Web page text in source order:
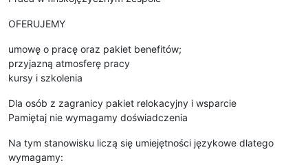
OFERUJEMY
umowę o pracę oraz pakiet benefitów;
przyjazną atmosferę pracy
kursy i szkolenia
Dla osób z zagranicy pakiet relokacyjny i wsparcie
Pamiętaj nie wymagamy doświadczenia
Na tym stanowisku liczą się umiejętności językowe dlatego
wymagamy: